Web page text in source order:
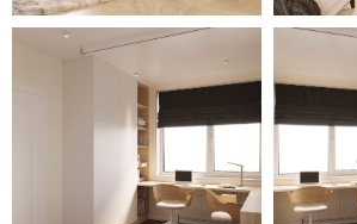
изголовьем нашлось
удобного рабочего